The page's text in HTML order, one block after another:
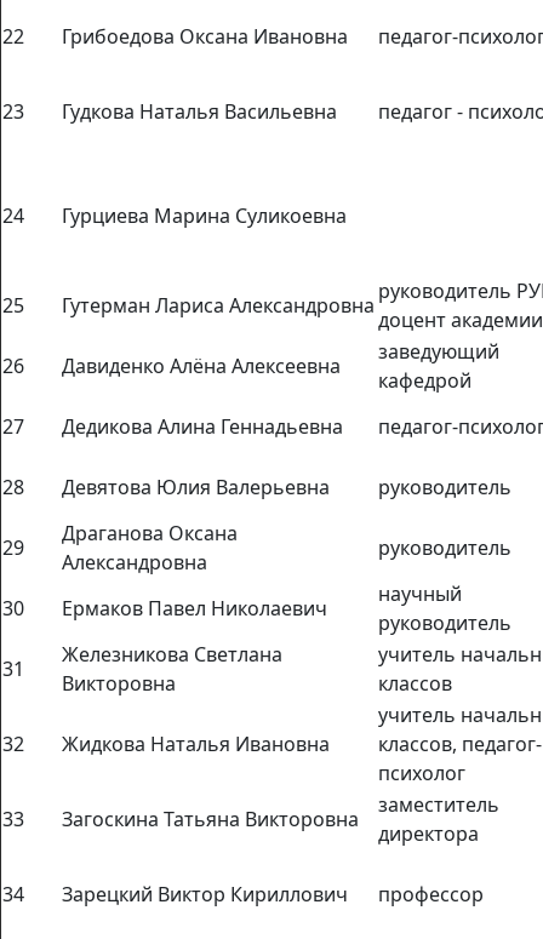
22
Грибоедова Оксана Ивановна педагог-
23 Гудкова Наталья Васильевна педагог -
24 Гурциева Марина Суликоевна
25 Гутерман Лариса Александровна
руководитель
доцент академии
26
Давиденко Алёна Алексеевна
заведующий
кафедрой
27
Дедикова Алина Геннадьевна педагог-
28 Девятова Юлия Валерьевна руководитель
29
Драганова Оксана
Александровна
руководитель
30 Ермаков Павел Николаевич
научный
руководитель
31
Железникова Светлана
Викторовна
учитель
классов
32 Жидкова Наталья Ивановна
учитель
классов, педагог-
психолог
33
Загоскина Татьяна Викторовна
заместитель
директора
34 Зарецкий Виктор Кириллович профессор